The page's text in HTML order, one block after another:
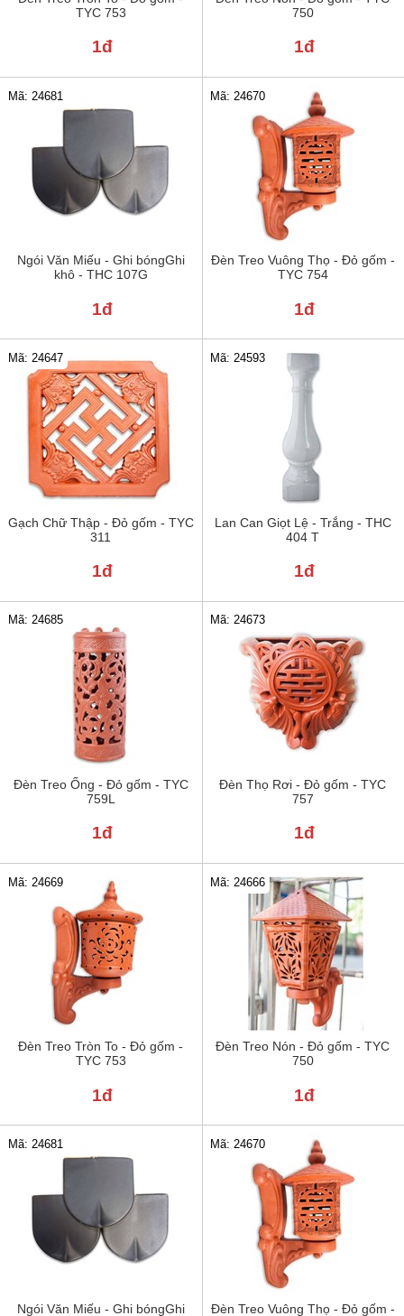
TYC 753
1đ
750
1đ
Ngói Văn Miếu - Ghi bóngGhi
khô - THC 107G
Mã: 24681
1đ
Đèn Treo Vuông Thọ - Đỏ gốm -
TYC 754
Mã: 24670
1đ
Gạch Chữ Thập - Đỏ gốm - TYC
311
Mã: 24647
1đ
Lan Can Giọt Lệ - Trắng - THC
404 T
Mã: 24593
1đ
Đèn Treo Ống - Đỏ gốm - TYC
759L
Mã: 24685
1đ
Đèn Thọ Rơi - Đỏ gốm - TYC
757
Mã: 24673
1đ
Đèn Treo Tròn To - Đỏ gốm -
TYC 753
Mã: 24669
1đ
Đèn Treo Nón - Đỏ gốm - TYC
750
Mã: 24666
1đ
Ngói Văn Miếu - Ghi bóngGhi
Mã: 24681
Đèn Treo Vuông Thọ - Đỏ gốm -
Mã: 24670